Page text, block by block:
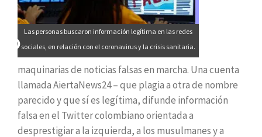
Las personas buscaron información legítima en las redes
sociales, en relación con el coronavirus y la crisis sanitaria.
maquinarias de noticias falsas en marcha. Una cuenta
llamada AiertaNews24 – que plagia a otra de nombre
parecido y que sí es legítima, difunde información
falsa en el Twitter colombiano orientada a
desprestigiar a la izquierda, a los musulmanes y a